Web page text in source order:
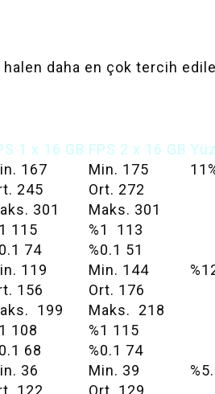
daha en çok tercih
1 x 16 GB FPS 2 x 16 GB
167 Min. 175
245
Ort. 272
301
Maks. 301
115
%1 113
74
%0.1 51
119 Min. 144
156
Ort. 176
199
Maks. 218
108
%1 115
68
%0.1 74
36 Min. 39
122 Ort. 129